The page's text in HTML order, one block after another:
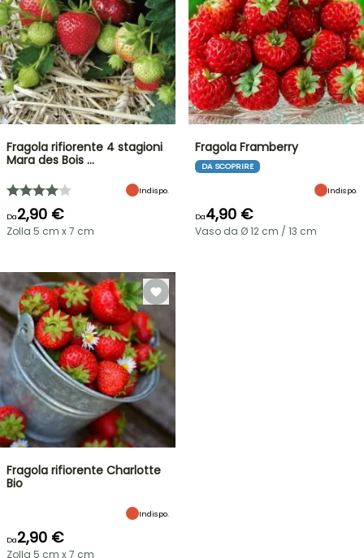
Fragola rifiorente 4 stagioni
Mara des Bois …
Indispo.
Da2,90 €
Zolla 5 cm x 7 cm
Fragola Framberry
DA SCOPRIRE
Indispo.
Da4,90 €
Vaso da Ø 12 cm / 13 cm
Fragola rifiorente Charlotte
Bio
Indispo.
Da2,90 €
Zolla 5 cm x 7 cm